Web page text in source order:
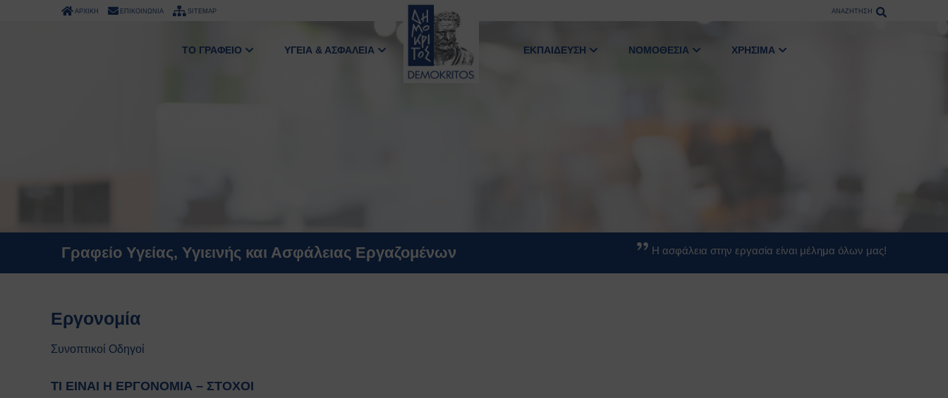
ΑΡΧΙΚΗ ΕΠΙΚΟΙΝΩΝΙΑ SITEMAP ΑΝΑΖΗΤΗΣΗ
ΤΟ ΓΡΑΦΕΙΟ ΥΓΕΙΑ & ΑΣΦΑΛΕΙΑ ΕΚΠΑΙΔΕΥΣΗ ΝΟΜΟΘΕΣΙΑ ΧΡΗΣΙΜΑ
Γραφείο Υγείας, Υγιεινής και Ασφάλειας Εργαζομένων Η ασφάλεια στην εργασία είναι μέλημα όλων μας!
Εργονομία
Συνοπτικοί Οδηγοί
ΤΙ ΕΙΝΑΙ Η ΕΡΓΟΝΟΜΙΑ – ΣΤΟΧΟΙ